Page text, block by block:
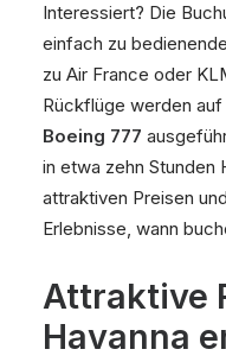
Interessiert? Die
einfach zu
zu Air France oder
Rückflüge werden
Boeing 777
in etwa zehn Stunden
attraktiven Preisen
Erlebnisse, wann
Attraktive
Havanna